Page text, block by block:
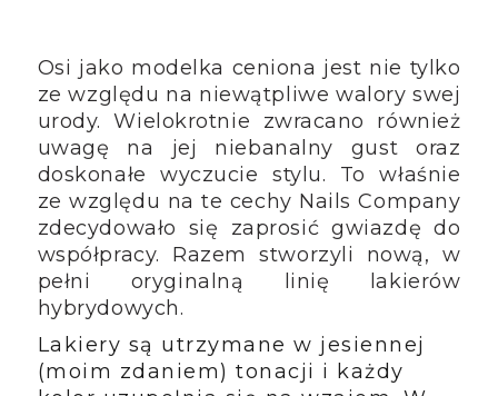
Osi jako modelka ceniona jest nie tylko
ze względu na niewątpliwe walory swej
urody. Wielokrotnie zwracano również
uwagę na jej niebanalny gust oraz
doskonałe wyczucie stylu. To właśnie
ze względu na te cechy Nails Company
zdecydowało się zaprosić gwiazdę do
współpracy. Razem stworzyli nową, w
pełni oryginalną linię lakierów
hybrydowych.
Lakiery są utrzymane w jesiennej
(moim zdaniem) tonacji i każdy